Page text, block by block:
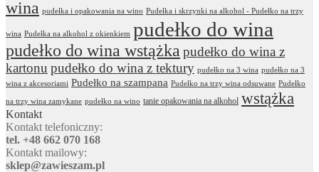
wina pudełka i opakowania na wino Pudełka i skrzynki na alkohol - Pudełko na trzy
wina Pudełka na alkohol z okienkiem pudełko do wina
pudełko do wina wstążka pudełko do wina z
kartonu pudełko do wina z tektury pudełko na 3 wina pudełko na 3
wina z akcesoriami Pudełko na szampana Pudełko na trzy wina odsuwane Pudełko
na trzy wina zamykane pudełko na wino tanie opakowania na alkohol wstążka
Kontakt
Kontakt telefoniczny:
tel. +48 662 070 168
Kontakt mailowy:
sklep@zawieszam.pl